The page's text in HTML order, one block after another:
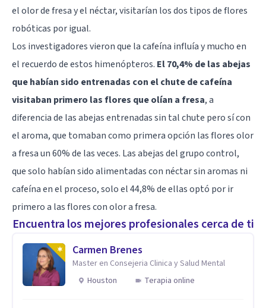
el olor de fresa y el néctar, visitarían los dos tipos de flores
robóticas por igual.
Los investigadores vieron que la cafeína influía y mucho en
el recuerdo de estos himenópteros. El 70,4% de las abejas
que habían sido entrenadas con el chute de cafeína
visitaban primero las flores que olían a fresa, a
diferencia de las abejas entrenadas sin tal chute pero sí con
el aroma, que tomaban como primera opción las flores olor
a fresa un 60% de las veces. Las abejas del grupo control,
que solo habían sido alimentadas con néctar sin aromas ni
cafeína en el proceso, solo el 44,8% de ellas optó por ir
primero a las flores con olor a fresa.
Encuentra los mejores profesionales cerca de ti
Carmen Brenes
Master en Consejeria Clinica y Salud Mental
Houston
Terapia online